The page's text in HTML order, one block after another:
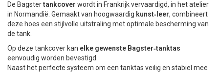
De Bagstertankcover wordt in Frankrijk vervaardigd, in het atelier
in Normandië. Gemaakt van hoogwaardig kunst‑leer, combineert
deze hoes een stijlvolle uitstraling met optimale bescherming van
de tank.
Op deze tankcover kan elke gewenste Bagster‑tanktas
eenvoudig worden bevestigd.
Naast het perfecte systeem om een tanktas veilig en stabiel mee